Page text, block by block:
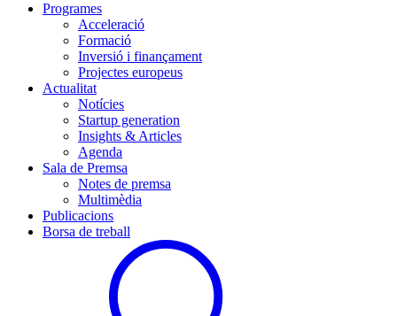
Programes
Acceleració
Formació
Inversió i finançament
Projectes europeus
Actualitat
Notícies
Startup generation
Insights & Articles
Agenda
Sala de Premsa
Notes de premsa
Multimèdia
Publicacions
Borsa de treball